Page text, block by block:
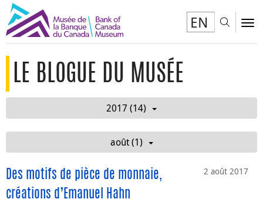
EN
LE BLOGUE DU MUSÉE
2017 (14)
août (1)
2 août 2017
Des motifs de pièce de monnaie,
créations d’Emanuel Hahn